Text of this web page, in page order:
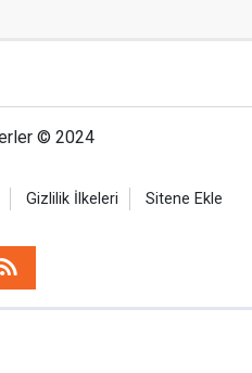
© 2024
Gizlilik İlkeleri Sitene Ekle